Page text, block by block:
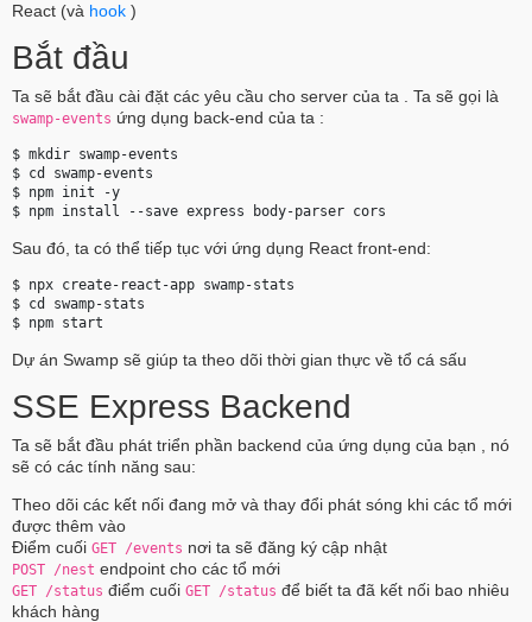
React (và hook )
Bắt đầu
Ta sẽ bắt đầu cài đặt các yêu cầu cho server của ta . Ta sẽ gọi là
swamp-events ứng dụng back-end của ta :
$ mkdir swamp-events
$ cd swamp-events
$ npm init -y
Sau đó, ta có thể tiếp tục với ứng dụng React front-end:
$ npx create-react-app swamp-stats
$ cd swamp-stats
Dự án Swamp sẽ giúp ta theo dõi thời gian thực về tổ cá sấu
SSE Express Backend
Ta sẽ bắt đầu phát triển phần backend của ứng dụng của bạn , nó
sẽ có các tính năng sau:
Theo dõi các kết nối đang mở và thay đổi phát sóng khi các tổ mới
được thêm vào
Điểm cuối GET /events nơi ta sẽ đăng ký cập nhật
POST /nest endpoint cho các tổ mới
GET /status điểm cuối GET /status để biết ta đã kết nối bao nhiêu
khách hàng